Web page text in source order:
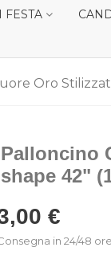
FESTA
Oro
Palloncino
shape 42"
€
in 24/48